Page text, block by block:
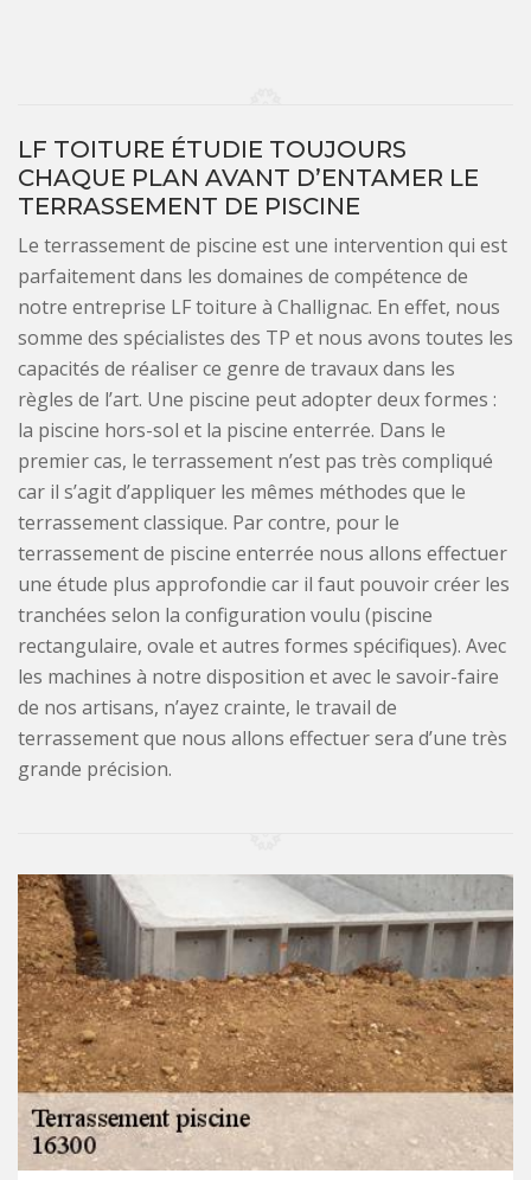
LF TOITURE ÉTUDIE TOUJOURS
CHAQUE PLAN AVANT D’ENTAMER LE
TERRASSEMENT DE PISCINE
Le terrassement de piscine est une intervention qui est
parfaitement dans les domaines de compétence de
notre entreprise LF toiture à Challignac. En effet, nous
somme des spécialistes des TP et nous avons toutes les
capacités de réaliser ce genre de travaux dans les
règles de l’art. Une piscine peut adopter deux formes :
la piscine hors-sol et la piscine enterrée. Dans le
premier cas, le terrassement n’est pas très compliqué
car il s’agit d’appliquer les mêmes méthodes que le
terrassement classique. Par contre, pour le
terrassement de piscine enterrée nous allons effectuer
une étude plus approfondie car il faut pouvoir créer les
tranchées selon la configuration voulu (piscine
rectangulaire, ovale et autres formes spécifiques). Avec
les machines à notre disposition et avec le savoir-faire
de nos artisans, n’ayez crainte, le travail de
terrassement que nous allons effectuer sera d’une très
grande précision.